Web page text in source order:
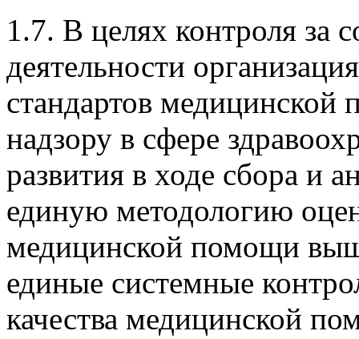
1.7. В целях контроля за
деятельности
стандартов
надзору в сфере
развития в ходе сбора и
единую методологию
медицинской помощи
единые системные
качества медицинской